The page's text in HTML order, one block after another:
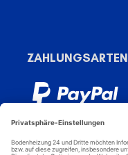
ZAHLUNGSARTEN